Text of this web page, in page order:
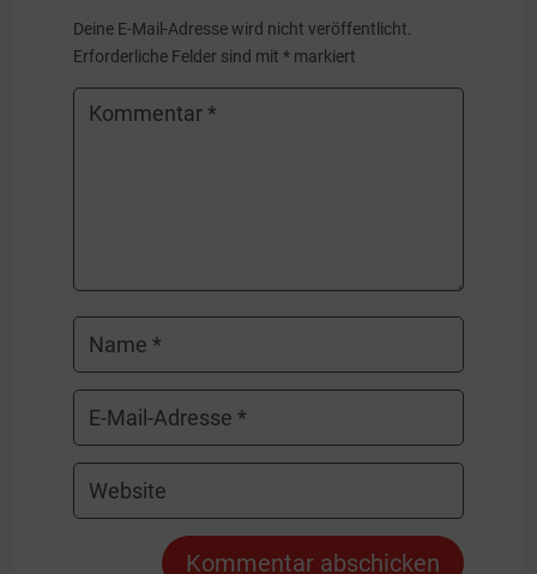
Deine E-Mail-Adresse wird nicht veröffentlicht.
Erforderliche Felder sind mit* markiert
Kommentar abschicken